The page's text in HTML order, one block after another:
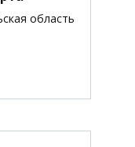
область